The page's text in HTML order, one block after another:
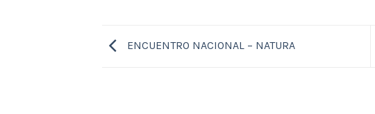
ENCUENTRO NACIONAL – NATURA